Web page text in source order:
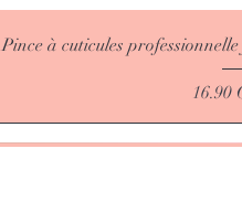
Pince à cuticules
Price
16.90